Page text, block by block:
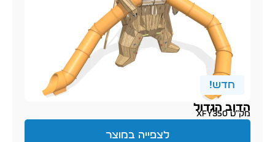
חדש!
הדוב הגדול
מק״ט XFY350
לצפייה במוצר